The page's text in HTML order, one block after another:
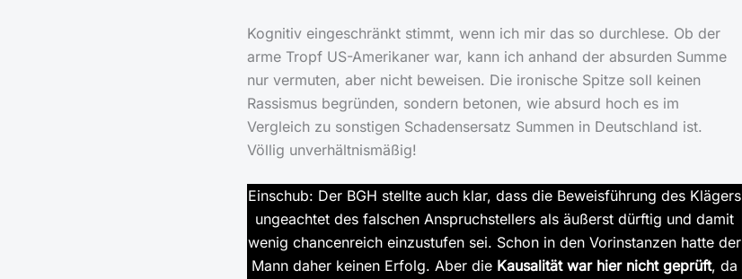
Kognitiv eingeschränkt stimmt, wenn ich mir das so durchlese. Ob der
arme Tropf US-Amerikaner war, kann ich anhand der absurden Summe
nur vermuten, aber nicht beweisen. Die ironische Spitze soll keinen
Rassismus begründen, sondern betonen, wie absurd hoch es im
Vergleich zu sonstigen Schadensersatz Summen in Deutschland ist.
Völlig unverhältnismäßig!
Einschub: Der BGH stellte auch klar, dass die Beweisführung des Klägers
ungeachtet des falschen Anspruchstellers als äußerst dürftig und damit
wenig chancenreich einzustufen sei. Schon in den Vorinstanzen hatte der
Mann daher keinen Erfolg. Aber die Kausalität war hier nicht geprüft, da